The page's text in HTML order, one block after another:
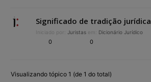
Significado de tradição jurídica
Iniciado por: Juristas em: Dicionário Jurídico
0 0
Visualizando tópico 1 (de 1 do total)